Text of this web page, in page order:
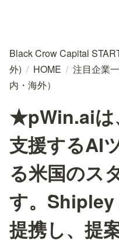
Black Crow Capital
外) / HOME / 注目企業
内・海外）
★pWin.aiは
支援するAI
る米国のス
す。
提携し、提